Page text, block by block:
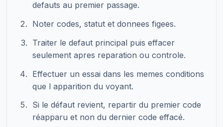
defauts au premier passage.
Noter codes, statut et donnees figees.
Traiter le defaut principal puis effacer
seulement apres reparation ou controle.
Effectuer un essai dans les memes conditions
que l apparition du voyant.
Si le défaut revient, repartir du premier code
réapparu et non du dernier code effacé.